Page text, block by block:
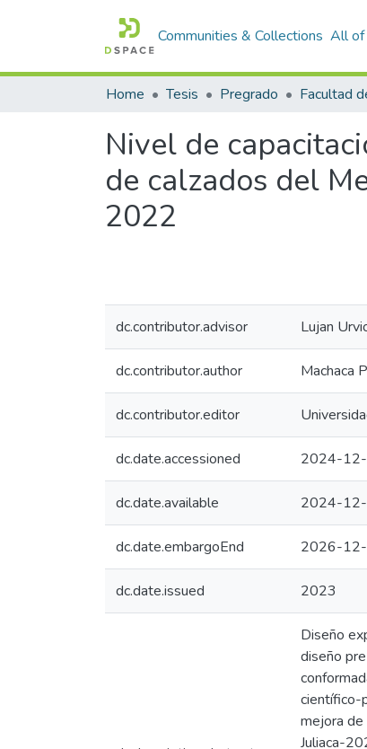
Communities & Collections All of
Home Tesis Pregrado
Nivel de
de calzados del
2022
dc.contributor.advisor Lujan
dc.contributor.author Machaca
dc.contributor.editor
dc.date.accessioned 2024-
dc.date.available 2024-
dc.date.embargoEnd 2026-
dc.date.issued 2023
Diseño
diseño
científico-
mejora de
Juliaca-